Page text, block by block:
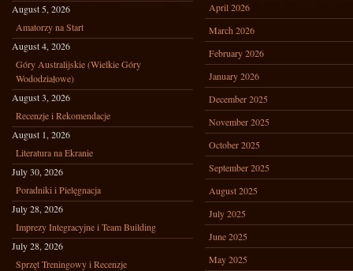
August 5, 2026
Amatorzy na Start
August 4, 2026
Góry Australijskie (Wielkie Góry
Wododziałowe)
August 3, 2026
Recenzje i Rekomendacje
August 1, 2026
Literatura na Ekranie
July 30, 2026
Poradniki i Pielęgnacja
July 28, 2026
Imprezy Integracyjne i Team Building
July 28, 2026
Sprzęt Treningowy i Recenzje
April 2026
March 2026
February 2026
January 2026
December 2025
November 2025
October 2025
September 2025
August 2025
July 2025
June 2025
May 2025